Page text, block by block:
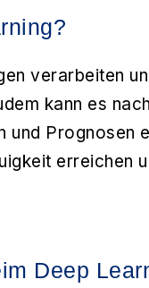
verarbeiten
kann es
und Prognosen
erreichen
Deep